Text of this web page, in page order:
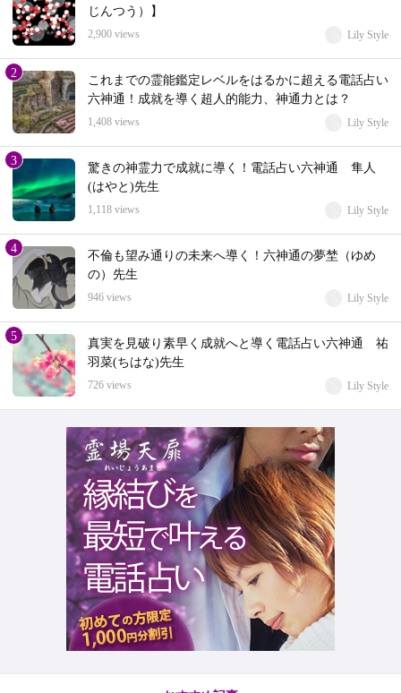
じんつう）】
2,900 views Lily Style
2
これまでの霊能鑑定レベルをはるかに超える電話占い
六神通！成就を導く超人的能力、神通力とは？
1,408 views Lily Style
3
驚きの神霊力で成就に導く！電話占い六神通 隼人
(はやと)先生
1,118 views Lily Style
4
不倫も望み通りの未来へ導く！六神通の夢埜（ゆめ
の）先生
946 views Lily Style
5
真実を見破り素早く成就へと導く電話占い六神通 祐
羽菜(ちはな)先生
726 views Lily Style